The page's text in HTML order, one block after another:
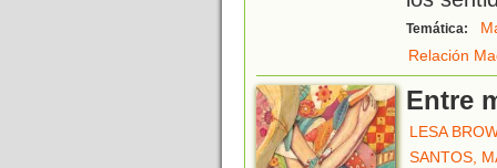
Temática:
Relación
Entre
LESA
SANTOS,